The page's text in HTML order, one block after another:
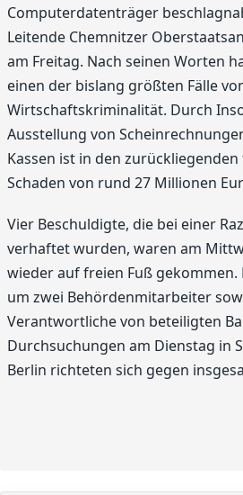
Computerdatenträger
Leitende Chemnitzer
am Freitag. Nach seinen Worten
einen der bislang größten Fälle
Wirtschaftskriminalität. Durch
Ausstellung von
Kassen ist in den
Schaden von rund 27 Millionen
Vier Beschuldigte, die bei einer
verhaftet wurden, waren am
wieder auf freien Fuß gekommen.
um zwei Behördenmitarbeiter
Verantwortliche von beteiligten
Durchsuchungen am Dienstag in
Berlin richteten sich gegen